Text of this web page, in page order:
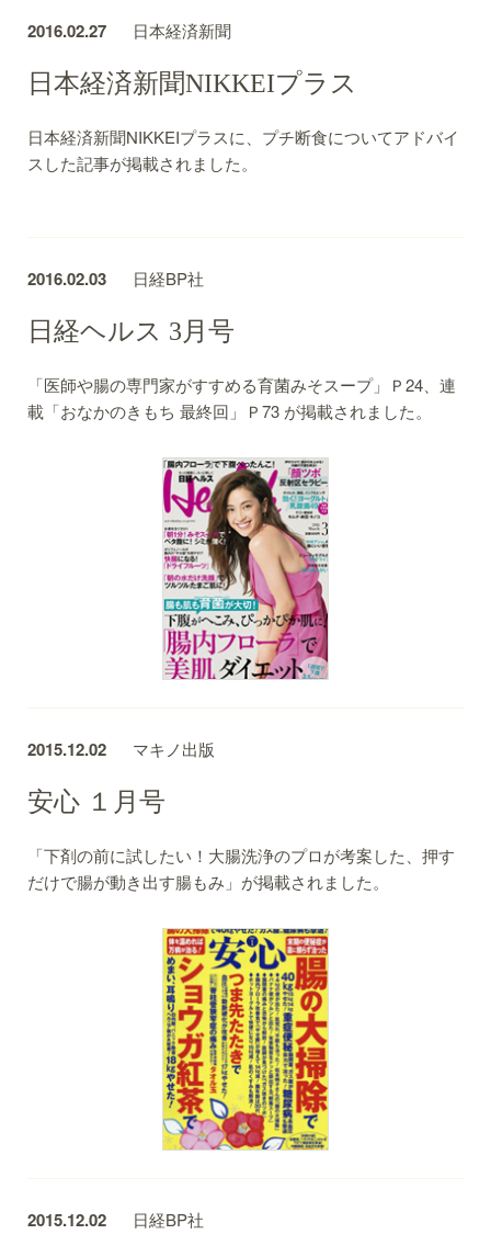
2016.02.27 日本経済新聞
日本経済新聞NIKKEIプラス
日本経済新聞NIKKEIプラスに、プチ断食についてアドバイ
スした記事が掲載されました。
2016.02.03 日経BP社
日経ヘルス 3月号
「医師や腸の専門家がすすめる育菌みそスープ」Ｐ24、連
載「おなかのきもち 最終回」Ｐ73 が掲載されました。
2015.12.02 マキノ出版
安心 １月号
「下剤の前に試したい！大腸洗浄のプロが考案した、押す
だけで腸が動き出す腸もみ」が掲載されました。
2015.12.02 日経BP社